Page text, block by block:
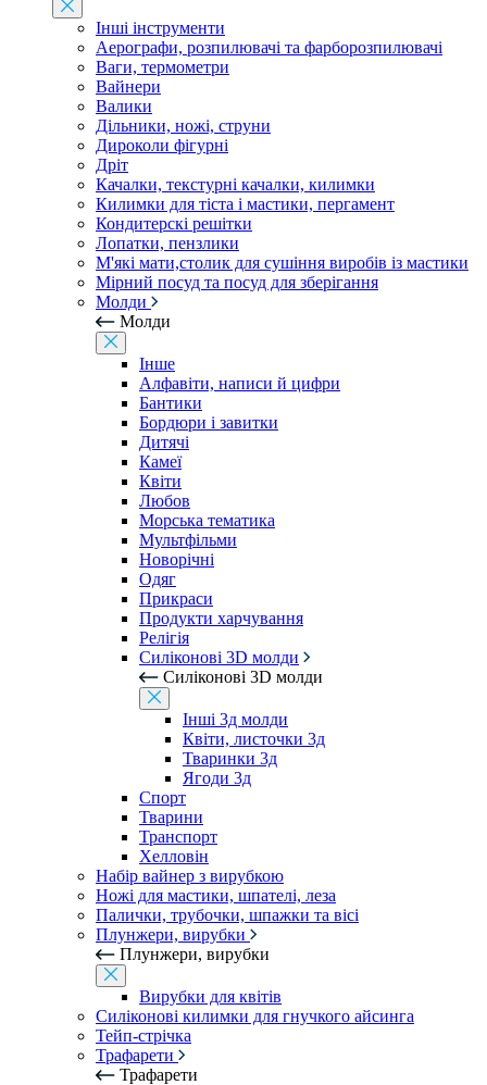
Інші інструменти
Аерографи, розпилювачі та фарборозпилювачі
Ваги, термометри
Вайнери
Валики
Дільники, ножі, струни
Дироколи фігурні
Дріт
Качалки, текстурні качалки, килимки
Килимки для тіста і мастики, пергамент
Кондитерскі решітки
Лопатки, пензлики
М'які мати,столик для сушіння виробів із мастики
Мірний посуд та посуд для зберігання
Молди
Молди
Інше
Алфавіти, написи й цифри
Бантики
Бордюри і завитки
Дитячі
Камеї
Квіти
Любов
Морська тематика
Мультфільми
Новорічні
Одяг
Прикраси
Продукти харчування
Релігія
Силіконові 3D молди
Силіконові 3D молди
Інші 3д молди
Квіти, листочки 3д
Тваринки 3д
Ягоди 3д
Спорт
Тварини
Транспорт
Хелловін
Набір вайнер з вирубкою
Ножі для мастики, шпателі, леза
Палички, трубочки, шпажки та вісі
Плунжери, вирубки
Плунжери, вирубки
Вирубки для квітів
Силіконові килимки для гнучкого айсинга
Тейп-стрічка
Трафарети
Трафарети